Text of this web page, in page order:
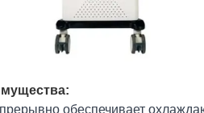
обеспечивает